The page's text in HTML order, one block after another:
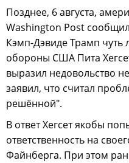
Позднее, 6 августа,
Washington Post
Кэмп-Дэвиде Трамп чуть
обороны США Пита
выразил недовольство
заявил, что считал
решённой".
В ответ Хегсет якобы
ответственность на
Файнберга. При этом